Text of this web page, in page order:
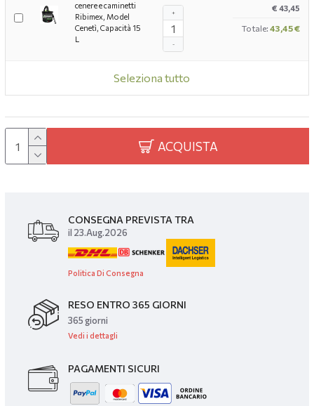
cenere e caminetti
Ribimex, Model
Cenetì, Capacità 15
L
-
+ € 43,45
Totale: 43,45 €
Seleziona tutto
ACQUISTA
CONSEGNA PREVISTA TRA
il 23.Aug.2026
Politica Di Consegna
RESO ENTRO 365 GIORNI
365 giorni
Vedi i dettagli
PAGAMENTI SICURI